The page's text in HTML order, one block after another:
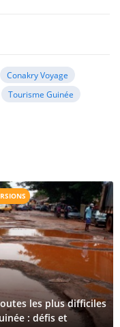
Conakry Voyage
Tourisme Guinée
les plus difficiles
: défis et